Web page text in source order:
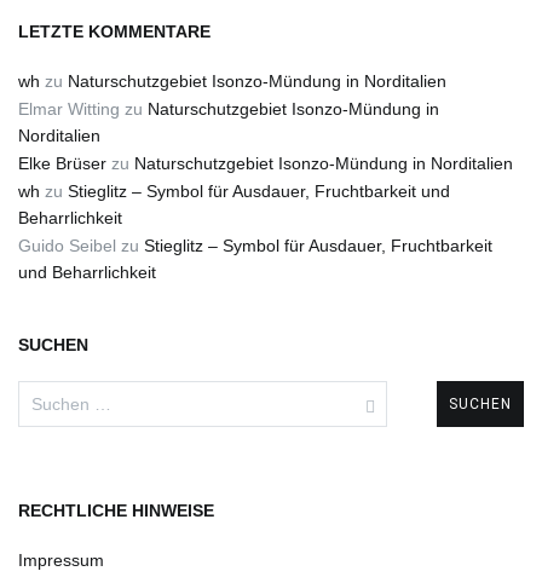
LETZTE KOMMENTARE
wh zu Naturschutzgebiet Isonzo-Mündung in Norditalien
Elmar Witting zu Naturschutzgebiet Isonzo-Mündung in
Norditalien
Elke Brüser zu Naturschutzgebiet Isonzo-Mündung in Norditalien
wh zu Stieglitz – Symbol für Ausdauer, Fruchtbarkeit und
Beharrlichkeit
Guido Seibel zu Stieglitz – Symbol für Ausdauer, Fruchtbarkeit
und Beharrlichkeit
SUCHEN
RECHTLICHE HINWEISE
Impressum